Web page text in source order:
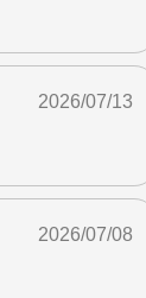
2026/07/13
2026/07/08